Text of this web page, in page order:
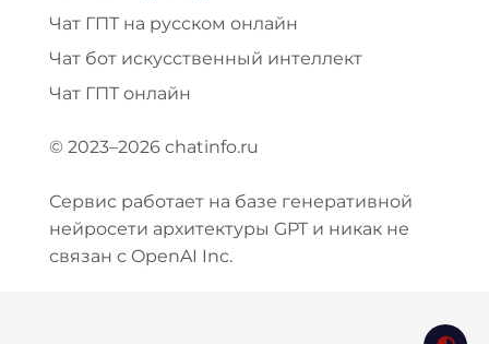
Чат ГПТ на русском онлайн
Чат бот искусственный интеллект
Чат ГПТ онлайн
© 2023–2026 chatinfo.ru
Сервис работает на базе генеративной
нейросети архитектуры GPT и никак не
связан с OpenAI Inc.